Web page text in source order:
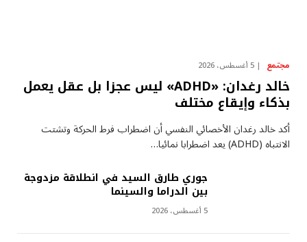
مجتمع 5 أغسطس، 2026
خالد رغدان: «ADHD» ليس عجزا بل عقل يعمل
بذكاء وإيقاع مختلف
أكد خالد رغدان الأخصائي النفسي أن اضطراب فرط الحركة وتشتت
الانتباه (ADHD) يعد اضطرابا نمائيا…
جوري طارق السيد في انطلاقة مزدوجة
بين الدراما والسينما
5 أغسطس، 2026